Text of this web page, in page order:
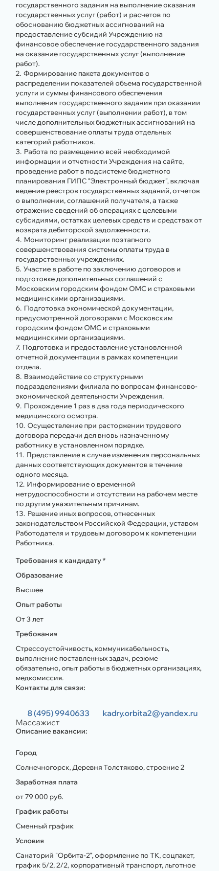
государственного задания на выполнение оказания
государственных услуг (работ) и расчетов по
обоснованию бюджетных ассигнований на
предоставление субсидий Учреждению на
финансовое обеспечение государственного задания
на оказание государственных услуг (выполнение
работ).
Формирование пакета документов о
распределении показателей объема государственной
услуги и суммы финансового обеспечения
выполнения государственного задания при оказании
государственных услуг (выполнении работ), в том
числе дополнительных бюджетных ассигнований на
совершенствование оплаты труда отдельных
категорий работников.
Работа по размещению всей необходимой
информации и отчетности Учреждения на сайте,
проведение работ в подсистеме бюджетного
планирования ГИПС "Электронный бюджет", включая
ведение реестров государственных заданий, отчетов
о выполнении, соглашений получателя, а также
отражение сведений об операциях с целевыми
субсидиями, остатках целевых средств и средствах от
возврата дебиторской задолженности.
Мониторинг реализации поэтапного
совершенствования системы оплаты труда в
государственных учреждениях.
Участие в работе по заключению договоров и
подготовке дополнительных соглашений с
Московским городским фондом ОМС и страховыми
медицинскими организациями.
Подготовка экономической документации,
предусмотренной договорами с Московским
городским фондом ОМС и страховыми
медицинскими организациями.
Подготовка и предоставление установленной
отчетной документации в рамках компетенции
отдела.
Взаимодействие со структурными
подразделениями филиала по вопросам финансово-
экономической деятельности Учреждения.
Прохождение 1 раз в два года периодического
медицинского осмотра.
Осуществление при расторжении трудового
договора передачи дел вновь назначенному
работнику в установленном порядке.
Представление в случае изменения персональных
данных соответствующих документов в течение
одного месяца.
Информирование о временной
нетрудоспособности и отсутствии на рабочем месте
по другим уважительным причинам.
Решение иных вопросов, отнесенных
законодательством Российской Федерации, уставом
Работодателя и трудовым договором к компетенции
Работника.
Требования к кандидату *
Образование
Высшее
Опыт работы
От 3 лет
Требования
Стрессоустойчивость, коммуникабельность,
выполнение поставленных задач, резюме
обязательно, опыт работы в бюджетных организациях,
медкомиссия.
Контакты для связи:
8 (495) 9940633
kadry.orbita2@yandex.ru
Массажист
Описание вакансии:
Город
Солнечногорск, Деревня Толстяково, строение 2
Заработная плата
от 79 000 руб.
График работы
Сменный график
Условия
Санаторий "Орбита-2", оформление по ТК, соцпакет,
график 5/2, 2/2, корпоративный транспорт, льготное